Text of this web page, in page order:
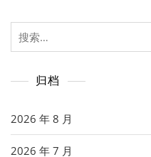
搜
索：
归档
2026 年 8 月
2026 年 7 月